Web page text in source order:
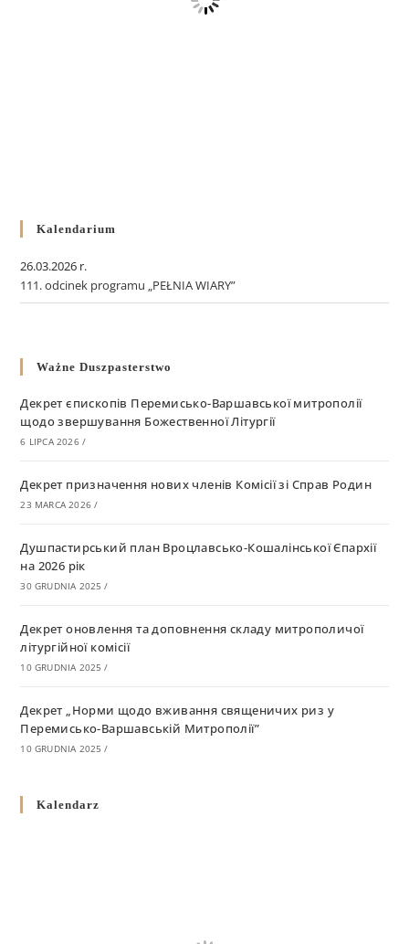
Kalendarium
26.03.2026 r.
111. odcinek programu „PEŁNIA WIARY”
Ważne Duszpasterstwo
Декрет єпископів Перемисько-Варшавської митрополії
щодо звершування Божественної Літургії
6 LIPCA 2026 /
Декрет призначення нових членів Комісії зі Справ Родин
23 MARCA 2026 /
Душпастирський план Вроцлавсько-Кошалінської Єпархії
на 2026 рік
30 GRUDNIA 2025 /
Декрет оновлення та доповнення складу митрополичої
літургійної комісії
10 GRUDNIA 2025 /
Декрет „Норми щодо вживання священичих риз у
Перемисько-Варшавській Митрополії”
10 GRUDNIA 2025 /
григоріанським календарем
Kalendarz